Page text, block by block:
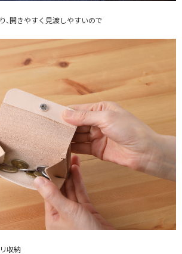
、開きやすく見渡しやすいので
収納